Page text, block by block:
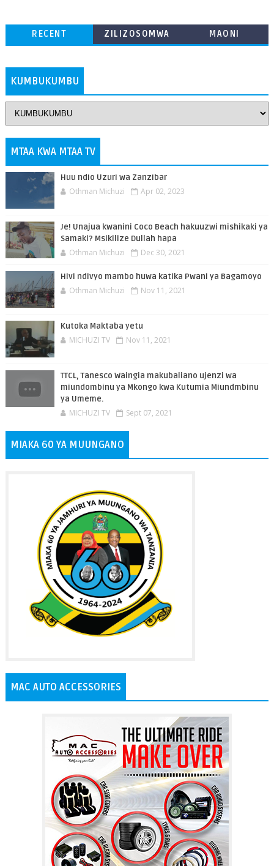
RECENT
ZILIZOSOMWA
MAONI
KUMBUKUMBU
MTAA KWA MTAA TV
Huu ndio Uzuri wa Zanzibar
Othman Michuzi Apr 02, 2023
Je! Unajua kwanini Coco Beach hakuuzwi mishikaki ya
Samaki? Msikilize Dullah hapa
Othman Michuzi Dec 30, 2021
Hivi ndivyo mambo huwa katika Pwani ya Bagamoyo
Othman Michuzi Nov 11, 2021
Kutoka Maktaba yetu
MICHUZI TV Nov 11, 2021
TTCL, Tanesco Waingia makubaliano ujenzi wa
miundombinu ya Mkongo kwa Kutumia Miundmbinu
ya Umeme.
MICHUZI TV Sept 07, 2021
MIAKA 60 YA MUUNGANO
MAC AUTO ACCESSORIES